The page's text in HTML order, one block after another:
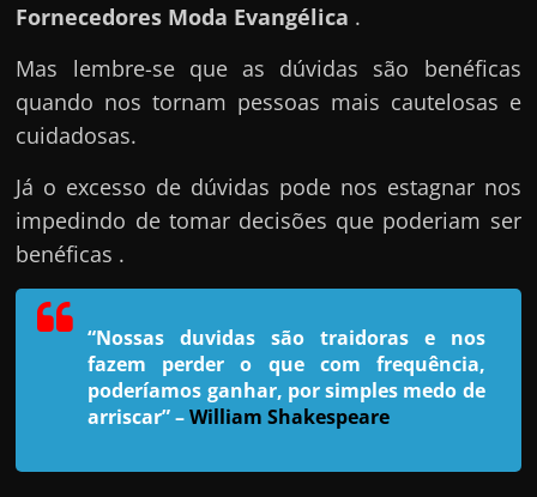
e
c
o
m
o
g
a
n
Fornecedores Moda Evangélica .
Mas lembre-se que as dúvidas são benéficas
quando nos tornam pessoas mais cautelosas e
cuidadosas.
Já o excesso de dúvidas pode nos estagnar nos
impedindo de tomar decisões que poderiam ser
benéficas .
“Nossas duvidas são traidoras e nos
fazem perder o que com frequência,
poderíamos ganhar, por simples medo de
arriscar”–William Shakespeare